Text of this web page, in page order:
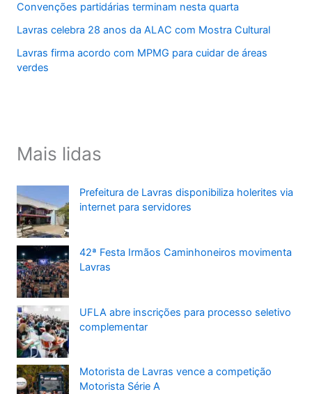
Convenções partidárias terminam nesta quarta
Lavras celebra 28 anos da ALAC com Mostra Cultural
Lavras firma acordo com MPMG para cuidar de áreas
verdes
Mais lidas
Prefeitura de Lavras disponibiliza holerites via
internet para servidores
42ª Festa Irmãos Caminhoneiros movimenta
Lavras
UFLA abre inscrições para processo seletivo
complementar
Motorista de Lavras vence a competição
Motorista Série A